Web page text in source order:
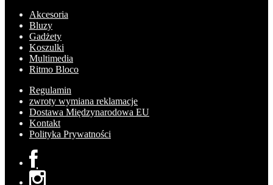
Akcesoria
Bluzy
Gadżety
Koszulki
Multimedia
Ritmo Bloco
Regulamin
zwroty wymiana reklamacje
Dostawa Międzynarodowa EU
Kontakt
Polityka Prywatności